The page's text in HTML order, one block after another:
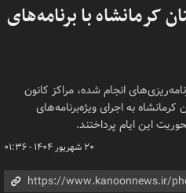
کرمانشاه با برنامه‌های
انجام شده، مراکز کانون
به اجرای ویژه‌برنامه‌های
این ایام پرداختند.
۲۰ شهریور ۱۴۰۴ - ۰۱:۳۶